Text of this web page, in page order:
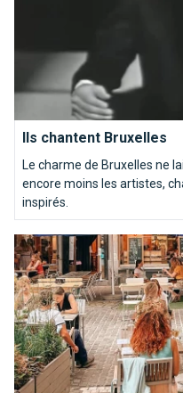
Ils chantent Bruxelles
Le charme de Bruxelles ne
encore moins les artistes,
inspirés.
Longue vie aux